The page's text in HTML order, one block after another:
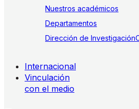
Nuestros académicos
Departamentos
Dirección de Investigación
Internacional
Vinculación
con el medio